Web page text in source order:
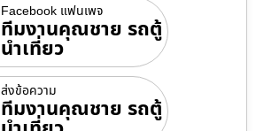
Facebook แฟนเพจ
ทีมงานคุณชาย รถตู้
นำเที่ยว
ส่งข้อความ
ทีมงานคุณชาย รถตู้